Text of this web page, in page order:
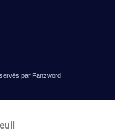
par Fanzword